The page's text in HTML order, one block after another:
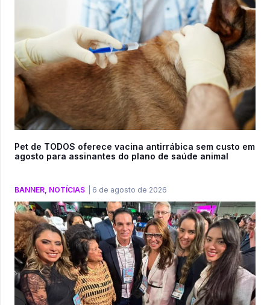
Pet de TODOS oferece vacina antirrábica sem custo em
agosto para assinantes do plano de saúde animal
BANNER, NOTÍCIAS 6 de agosto de 2026